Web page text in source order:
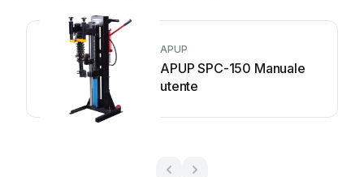
APUP
APUP SPC-150 Manuale
utente